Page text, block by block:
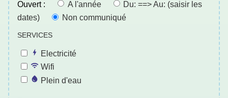
Ouvert : A l'année
Du: ==> Au: (saisir les
dates)
Non communiqué
SERVICES
Electricité
Wifi
Plein d'eau